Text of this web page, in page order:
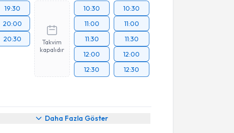
19:30
20:00
20:30
Takvim
kapalıdır
10:30
11:00
11:30
12:00
12:30
10:30
11:00
11:30
12:00
12:30
Daha Fazla Göster